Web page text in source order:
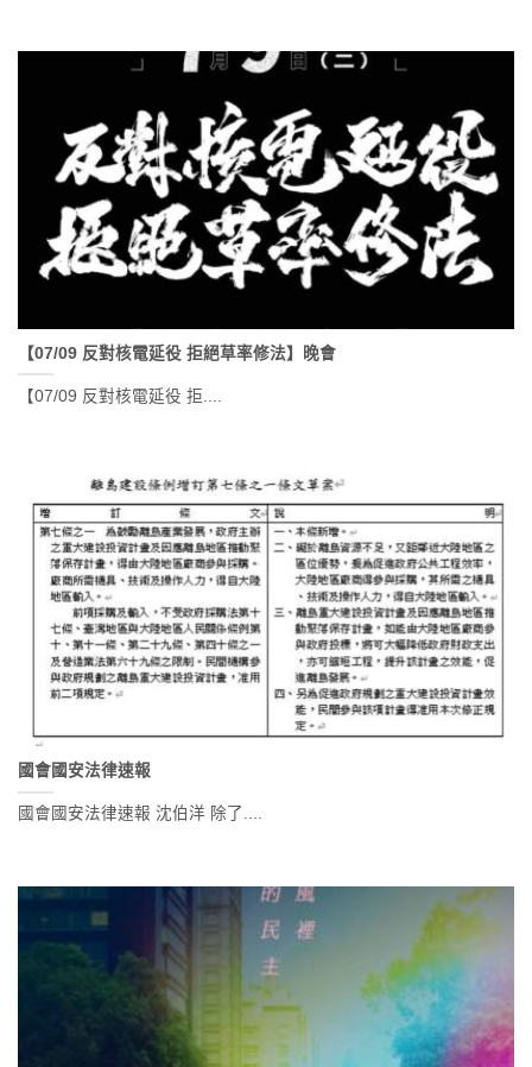
【07/09 反對核電延役 拒絕草率修法】晚會
【07/09 反對核電延役 拒....
國會國安法律速報
國會國安法律速報 沈伯洋 除了....